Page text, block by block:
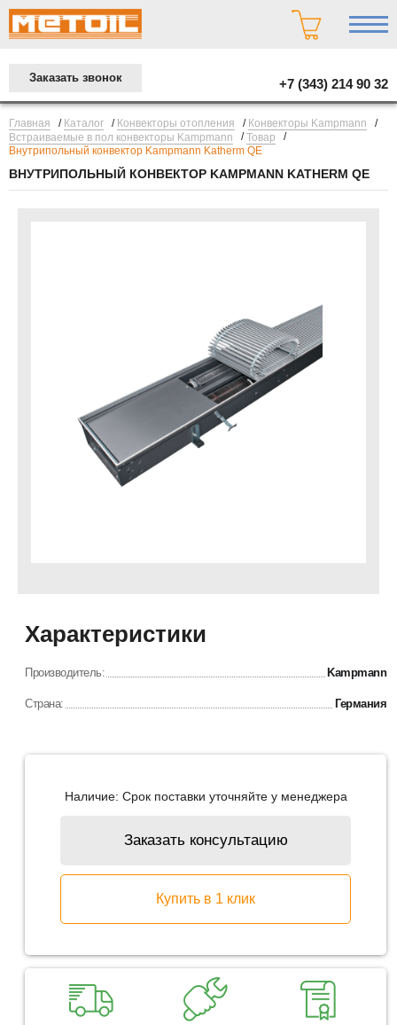
+7 (343) 214 90 32
Заказать звонок
Главная / Каталог / Конвекторы отопления / Конвекторы Kampmann
/
Встраиваемые в пол конвекторы Kampmann
/Товар
/
Внутрипольный конвектор Kampmann Katherm QE
ВНУТРИПОЛЬНЫЙ КОНВЕКТОР KAMPMANN KATHERM QE
Характеристики
Производитель: Kampmann
Страна: Германия
Наличие: Срок поставки уточняйте у менеджера
Заказать консультацию
Купить в 1 клик